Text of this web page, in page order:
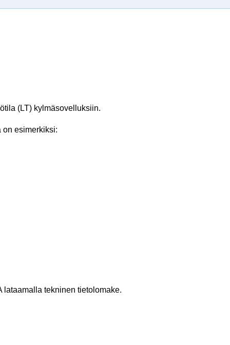
(LT) ­kylmäsovelluksiin.
esimerkiksi:
tekninen tietolomake.